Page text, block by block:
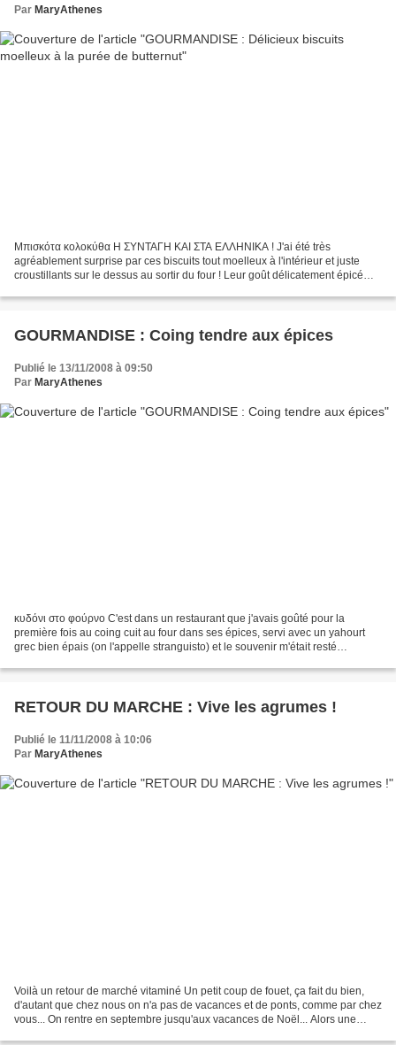
Par MaryAthenes
Μπισκότα κολοκύθα Η ΣΥΝΤΑΓΗ ΚΑΙ ΣΤΑ ΕΛΛΗΝΙΚΑ ! J'ai été très
agréablement surprise par ces biscuits tout moelleux à l'intérieur et juste
croustillants sur le dessus au sortir du four ! Leur goût délicatement épicé
GOURMANDISE : Coing tendre aux épices
Publié le 13/11/2008 à 09:50
Par MaryAthenes
κυδόνι στο φούρνο C'est dans un restaurant que j'avais goûté pour la
première fois au coing cuit au four dans ses épices, servi avec un yahourt
grec bien épais (on l'appelle stranguisto) et le souvenir m'était resté
RETOUR DU MARCHE : Vive les agrumes !
Publié le 11/11/2008 à 10:06
Par MaryAthenes
Voilà un retour de marché vitaminé Un petit coup de fouet, ça fait du bien,
d'autant que chez nous on n'a pas de vacances et de ponts, comme par chez
vous... On rentre en septembre jusqu'aux vacances de Noël... Alors une